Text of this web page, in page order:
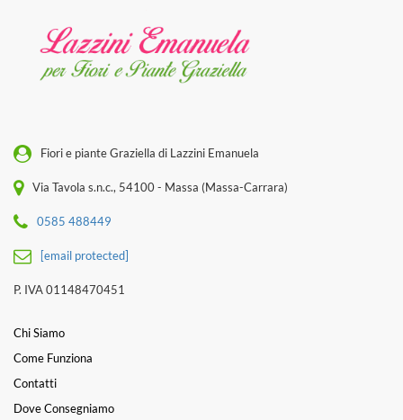
Fiori e piante Graziella di Lazzini Emanuela
Via Tavola s.n.c., 54100 - Massa (Massa-Carrara)
0585 488449
[email protected]
P. IVA 01148470451
Chi Siamo
Come Funziona
Contatti
Dove Consegniamo